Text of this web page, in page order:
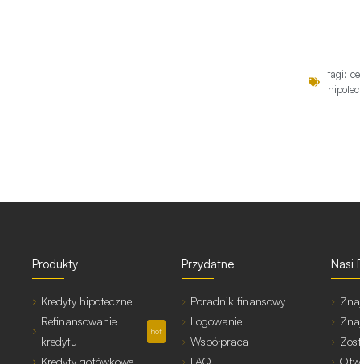
tagi:
Produkty
Kredyty hipoteczne
Refinansowanie
kredytu
hot
Przydatne
Poradnik finansowy
Logowanie
Współpraca
Nasi